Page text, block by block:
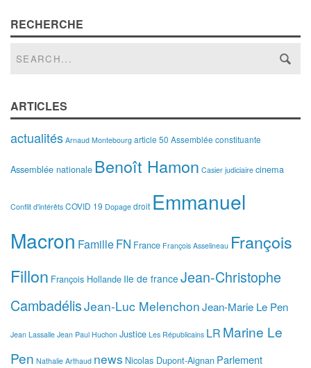
RECHERCHE
ARTICLES
actualités Arnaud Montebourg article 50 Assemblée constituante
Assemblée nationale Benoît Hamon Casier judiciaire cinema
Conflit d'intérêts COVID 19 Dopage droit Emmanuel
Macron FamilleFN France François Asselineau François
Fillon François Hollande Ile de france Jean-Christophe
CambadélisJean-Luc MelenchonJean-Marie Le Pen
Jean Lassalle Jean Paul Huchon Justice Les Républicains LR Marine Le
Pen Nathalie Arthaud news Nicolas Dupont-Aignan Parlement